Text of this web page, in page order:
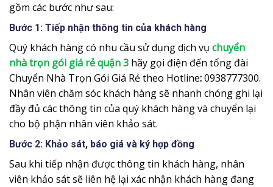
gồm các bước như sau:
Bước 1: Tiếp nhận thông tin của khách hàng
Quý khách hàng có nhu cầu sử dụng dịch vụ chuyển
nhà trọn gói giá rẻ quận 3 hãy gọi điện đến tổng đài
Chuyển Nhà Trọn Gói Giá Rẻ theo Hotline:0938777300.
Nhân viên chăm sóc khách hàng sẽ nhanh chóng ghi lại
đầy đủ các thông tin của quý khách hàng và chuyển lại
cho bộ phận nhân viên khảo sát.
Bước 2: Khảo sát, báo giá và ký hợp đồng
Sau khi tiếp nhận được thông tin khách hàng, nhân
viên khảo sát sẽ liên hệ lại xác nhận khách hàng đang